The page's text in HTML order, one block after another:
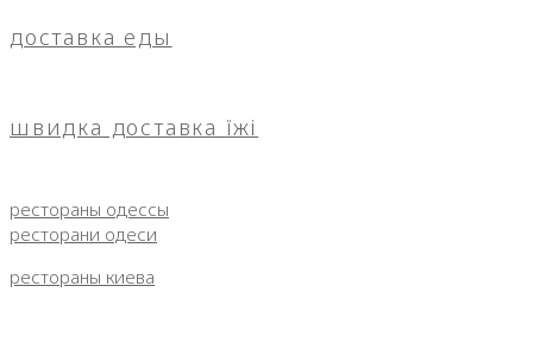
доставка еды
швидка доставка їжі
рестораны одессы
ресторани одеси
рестораны киева